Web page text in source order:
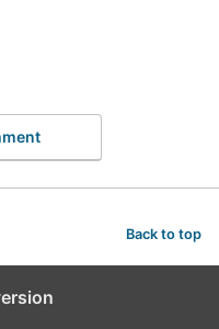
Back to top